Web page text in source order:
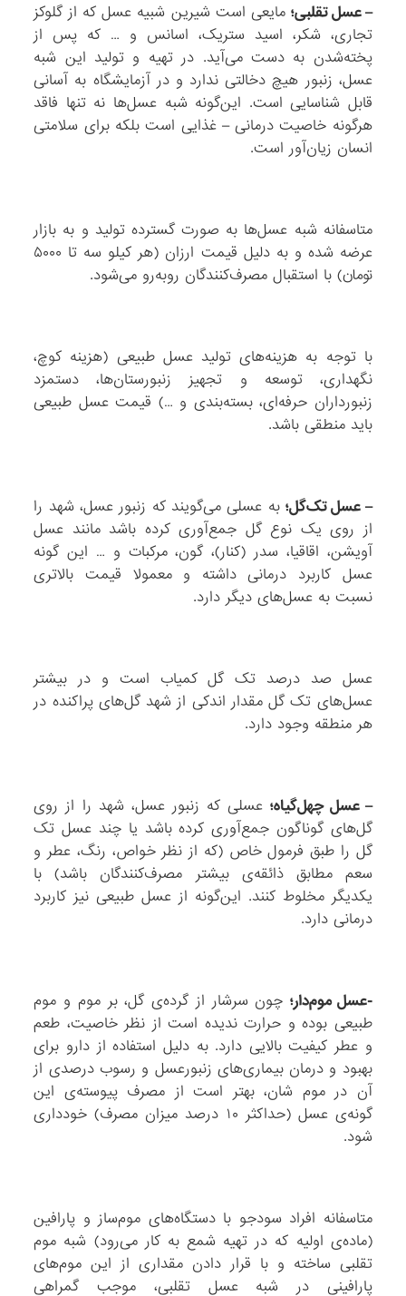
– عسل تقلبی؛ مایعی است شیرین شبیه عسل که از گلوکز
تجاری، شکر، اسید ستریک، اسانس و … که پس از
پخته‌شدن به دست می‌آید. در تهیه و تولید این‌ شبه
عسل، زنبور هیچ دخالتی ندارد و در آزمایشگاه به آسانی
قابل شناسایی است. این‌گونه شبه عسل‌ها نه تنها فاقد
هرگونه خاصیت درمانی – غذایی است بلکه برای سلامتی
انسان زیان‌آور است.
متاسفانه شبه عسل‌ها به صورت گسترده تولید و به بازار
عرضه شده و به دلیل قیمت ارزان (هر کیلو سه تا ۵۰۰۰
تومان) با استقبال مصرف‌کنندگان روبه‌رو می‌شود.
با توجه به هزینه‌های تولید عسل طبیعی (هزینه کوچ،
نگهداری، توسعه و تجهیز زنبور‌ستان‌ها، دستمزد
زنبورداران حرفه‌ای، بسته‌بندی و …) قیمت عسل طبیعی
باید منطقی باشد.
– عسل تک‌گل؛به عسلی می‌گویند که زنبور عسل، شهد را
از روی یک نوع گل جمع‌آوری کرده باشد مانند عسل
آویشن، اقاقیا، سدر (کنار)، گون، مرکبات و … این گونه
عسل کاربرد درمانی داشته و معمولا قیمت بالاتری
نسبت به عسل‌های دیگر دارد.
عسل صد درصد تک گل کمیاب است و در بیشتر
عسل‌های تک گل مقدار اندکی از شهد گل‌های پراکنده در
هر منطقه وجود دارد.
– عسل چهل‌گیاه؛عسلی که زنبور عسل، شهد را از روی
گل‌های گوناگون جمع‌آوری کرده باشد یا چند عسل تک
گل را طبق فرمول خاص (که از نظر خواص، رنگ، عطر و
سعم مطابق ذائقه‌ی بیشتر مصرف‌کنندگان باشد) با
یکدیگر مخلوط کنند. این‌گونه از عسل طبیعی نیز کاربرد
درمانی دارد.
-عسل موم‌دار؛چون سرشار از گرده‌ی گل، بر موم و موم
طبیعی بوده و حرارت ندیده است از نظر خاصیت، طعم
و عطر کیفیت بالایی دارد. به دلیل استفاده از دارو برای
بهبود و درمان بیماری‌های زنبور‌عسل و رسوب درصدی از
آن در موم‌ شان، بهتر است از مصرف پیوسته‌ی این
گونه‌ی عسل (حداکثر ۱۰ درصد میزان مصرف) خودداری
شود.
متاسفانه افراد سودجو با دستگاه‌های موم‌ساز و پارافین
(ماده‌ی اولیه که در تهیه شمع به کار می‌رود) شبه موم
تقلبی ساخته و با قرار‌ دادن مقداری از این موم‌های
پارافینی در شبه عسل تقلبی، موجب گمراهی